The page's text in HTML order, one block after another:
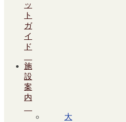
ッ
ト
ガ
イ
ド
施
設
案
内
大